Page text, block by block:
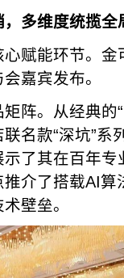
多维度统揽全
赋能环节。
嘉宾发布。
阵。从经典的
名款“深坑”系
了其在百年
介了搭载AI算
壁垒。